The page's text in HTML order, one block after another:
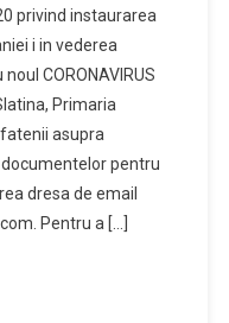
De
Prevenire
A
Răspândirii
COVID-
19
privind instaurarea
i in vederea
CORONAVIRUS
Primaria
asupra
pentru
dresa de email
Pentru a […]